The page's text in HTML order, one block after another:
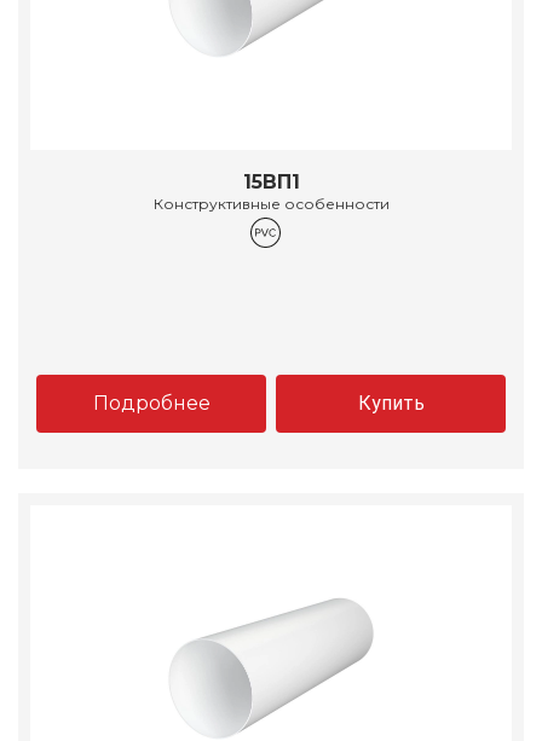
15ВП1
Конструктивные особенности
Подробнее Купить